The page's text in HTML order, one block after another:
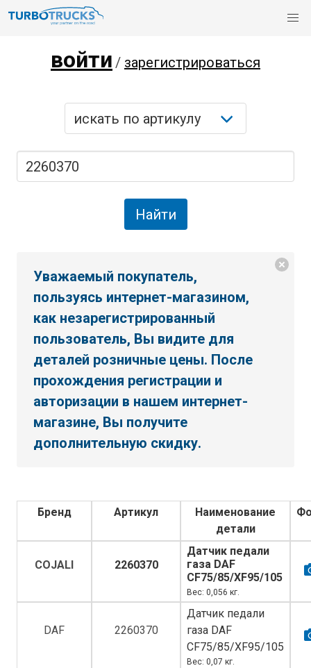
войти / зарегистрироваться
Уважаемый покупатель,
пользуясь интернет-магазином,
как незарегистрированный
пользователь, Вы видите для
деталей розничные цены. После
прохождения регистрации и
авторизации в нашем интернет-
магазине, Вы получите
дополнительную скидку.
Бренд Артикул
Наименование
детали
COJALI 2260370
Датчик педали
газа DAF
CF75/85/XF95/105
Вес: 0,056 кг.
DAF 2260370
Датчик педали
газа DAF
CF75/85/XF95/105
Вес: 0,07 кг.